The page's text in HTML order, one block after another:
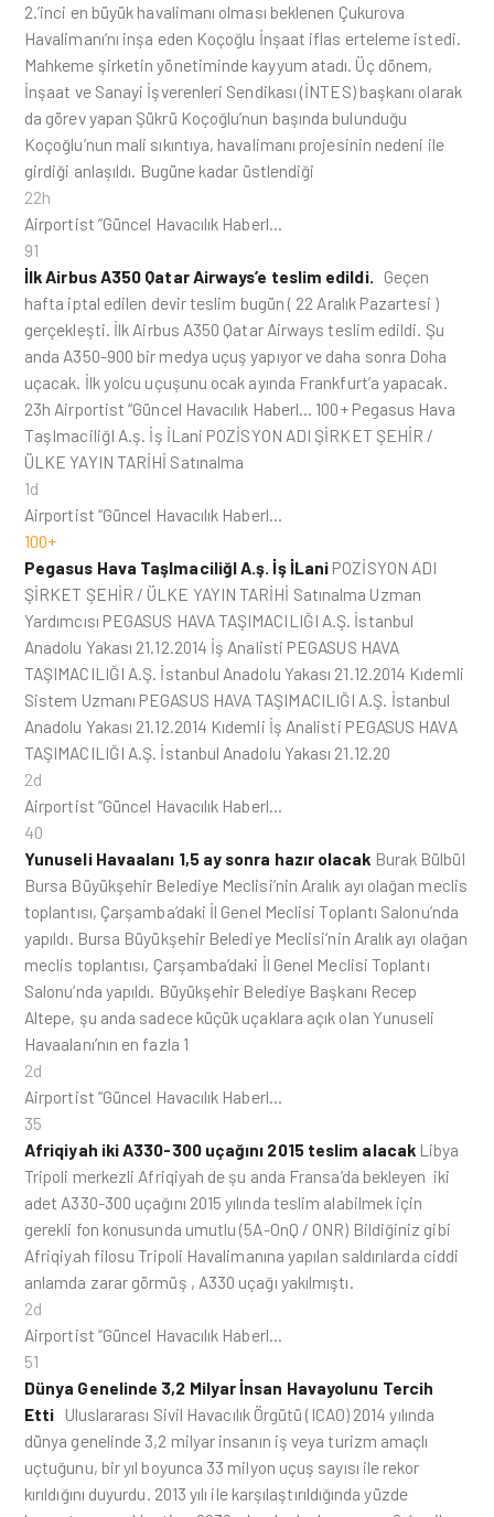
2.’inci en büyük havalimanı olması beklenen Çukurova
Havalimanı’nı inşa eden Koçoğlu İnşaat iflas erteleme istedi.
Mahkeme şirketin yönetiminde kayyum atadı. Üç dönem,
İnşaat ve Sanayi İşverenleri Sendikası (İNTES) başkanı olarak
da görev yapan Şükrü Koçoğlu’nun başında bulunduğu
Koçoğlu’nun mali sıkıntıya, havalimanı projesinin nedeni ile
girdiği anlaşıldı. Bugüne kadar üstlendiği
22h
Airportist “Güncel Havacılık Haberl…
91
İlk Airbus A350 Qatar Airways’e teslim edildi. Geçen
hafta iptal edilen devir teslim bugün ( 22 Aralık Pazartesi )
gerçekleşti. İlk Airbus A350 Qatar Airways teslim edildi. Şu
anda A350-900 bir medya uçuş yapıyor ve daha sonra Doha
uçacak. İlk yolcu uçuşunu ocak ayında Frankfurt’a yapacak.
23h Airportist “Güncel Havacılık Haberl… 100+ Pegasus Hava
TaşImaciliğI A.ş. İş İLani POZİSYON ADI ŞİRKET ŞEHİR /
ÜLKE YAYIN TARİHİ Satınalma
1d
Airportist “Güncel Havacılık Haberl…
100+
Pegasus Hava TaşImaciliğI A.ş. İş İLani POZİSYON ADI
ŞİRKET ŞEHİR / ÜLKE YAYIN TARİHİ Satınalma Uzman
Yardımcısı PEGASUS HAVA TAŞIMACILIĞI A.Ş. İstanbul
Anadolu Yakası 21.12.2014 İş Analisti PEGASUS HAVA
TAŞIMACILIĞI A.Ş. İstanbul Anadolu Yakası 21.12.2014 Kıdemli
Sistem Uzmanı PEGASUS HAVA TAŞIMACILIĞI A.Ş. İstanbul
Anadolu Yakası 21.12.2014 Kıdemli İş Analisti PEGASUS HAVA
TAŞIMACILIĞI A.Ş. İstanbul Anadolu Yakası 21.12.20
2d
Airportist “Güncel Havacılık Haberl…
40
Yunuseli Havaalanı 1,5 ay sonra hazır olacak Burak Bülbül
Bursa Büyükşehir Belediye Meclisi’nin Aralık ayı olağan meclis
toplantısı, Çarşamba’daki İl Genel Meclisi Toplantı Salonu’nda
yapıldı. Bursa Büyükşehir Belediye Meclisi’nin Aralık ayı olağan
meclis toplantısı, Çarşamba’daki İl Genel Meclisi Toplantı
Salonu’nda yapıldı. Büyükşehir Belediye Başkanı Recep
Altepe, şu anda sadece küçük uçaklara açık olan Yunuseli
Havaalanı’nın en fazla 1
2d
Airportist “Güncel Havacılık Haberl…
35
Afriqiyah iki A330-300 uçağını 2015 teslim alacak Libya
Tripoli merkezli Afriqiyah de şu anda Fransa’da bekleyen iki
adet A330-300 uçağını 2015 yılında teslim alabilmek için
gerekli fon konusunda umutlu (5A-OnQ / ONR) Bildiğiniz gibi
Afriqiyah filosu Tripoli Havalimanına yapılan saldırılarda ciddi
anlamda zarar görmüş , A330 uçağı yakılmıştı.
2d
Airportist “Güncel Havacılık Haberl…
51
Dünya Genelinde 3,2 Milyar İnsan Havayolunu Tercih
Etti Uluslararası Sivil Havacılık Örgütü (ICAO) 2014 yılında
dünya genelinde 3,2 milyar insanın iş veya turizm amaçlı
uçtuğunu, bir yıl boyunca 33 milyon uçuş sayısı ile rekor
kırıldığını duyurdu. 2013 yılı ile karşılaştırıldığında yüzde